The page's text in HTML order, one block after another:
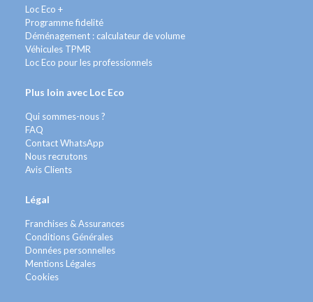
Loc Eco +
Programme fidelité
Déménagement : calculateur de volume
Véhicules TPMR
Loc Eco pour les professionnels
Plus loin avec Loc Eco
Qui sommes-nous ?
FAQ
Contact WhatsApp
Nous recrutons
Avis Clients
Légal
Franchises & Assurances
Conditions Générales
Données personnelles
Mentions Légales
Cookies